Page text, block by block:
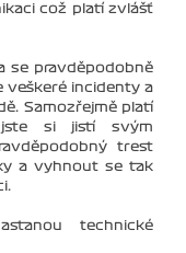
což platí zvlášť
se pravděpodobně
veškeré incidenty a
Samozřejmě platí
jste si jistí svým
trest
a vyhnout se tak
technické